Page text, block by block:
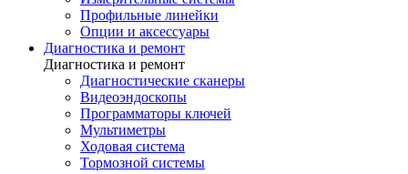
Профильные линейки
Опции и аксессуары
Диагностика и ремонт
Диагностика и ремонт
Диагностические сканеры
Видеоэндоскопы
Программаторы ключей
Мультиметры
Ходовая система
Тормозной системы